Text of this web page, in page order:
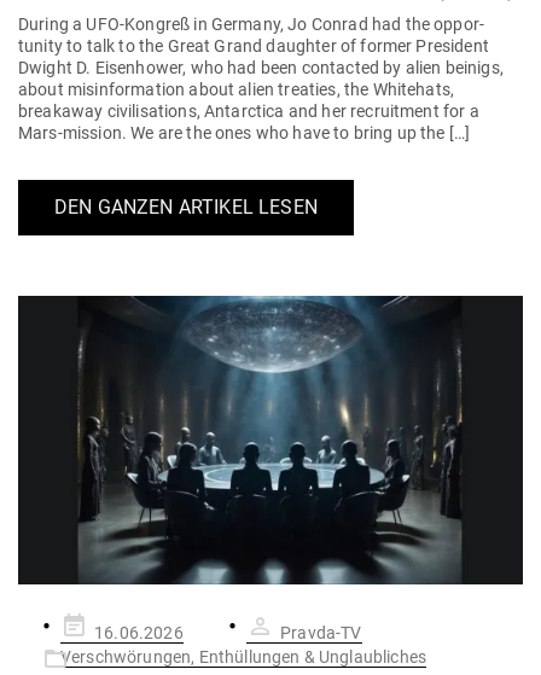
During a UFO-Kongreß in Germany, Jo Conrad had the oppor­
tunity to talk to the Great Grand daughter of former Pre­sident
Dwight D. Eisen­hower, who had been cont­acted by alien beinigs,
about mis­in­for­mation about alien treaties, the Whi­tehats,
breakaway civi­li­sa­tions, Ant­ar­ctica and her recruitment for a
Mars-mission. We are the ones who have to bring up the […]
DEN GANZEN ARTIKEL LESEN
Gepostet
am
16.06.2026
Pravda-TV
Verschwörungen, Enthüllungen & Unglaubliches